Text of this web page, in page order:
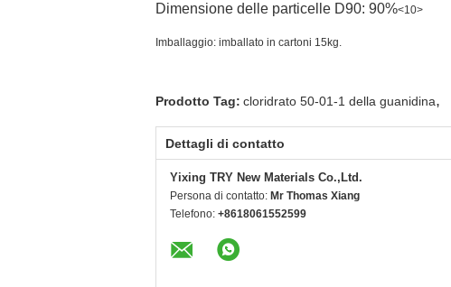
Dimensione delle particelle D90: 90%<10>
Imballaggio: imballato in cartoni 15kg.
Prodotto Tag: cloridrato 50-01-1 della guanidina,
Dettagli di contatto
Yixing TRY New Materials Co.,Ltd.
Persona di contatto: Mr Thomas Xiang
Telefono: +8618061552599